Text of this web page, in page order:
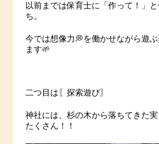
以前までは保育士に「作って！」
ち。
今では想像力💭を働かせながら遊
ます🌱
二つ目は〖探索遊び〗
神社には、杉の木から落ちてきた
たくさん！！